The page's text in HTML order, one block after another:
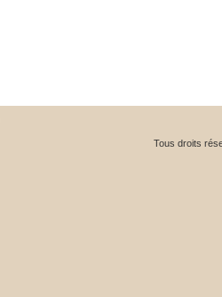
Tous droits